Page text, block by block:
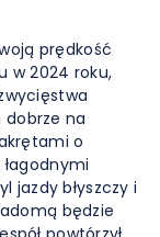
prędkość
w 2024 roku,
dobrze na
o
jazdy błyszczy i
będzie